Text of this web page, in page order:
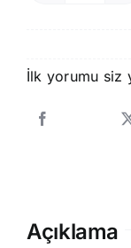
2013-
Seti
İlk yorumu siz
Açıklama